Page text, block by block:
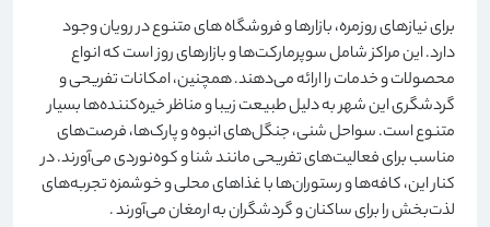
برای نیازهای روزمره، بازارها و فروشگاه های متنوع در رویان وجود
دارد. این مراکز شامل سوپرمارکت‌ها و بازارهای روز است که انواع
محصولات و خدمات را ارائه می‌دهند. همچنین، امکانات تفریحی و
گردشگری این شهر به دلیل طبیعت زیبا و مناظر خیره‌کننده‌ها بسیار
متنوع است. سواحل شنی، جنگل‌های انبوه و پارک‌ها، فرصت‌های
مناسب برای فعالیت‌های تفریحی مانند شنا و کوه‌نوردی می‌آورند. در
کنار این، کافه‌ها و رستوران‌ها با غذاهای محلی و خوشمزه تجربه‌های
لذت‌بخش را برای ساکنان و گردشگران به ارمغان می‌آورند.